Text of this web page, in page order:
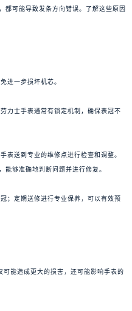
都可能导致发条方向错误。了解这些原因
进一步损坏机芯。
力士手表通常有锁定机制，确保表冠不
表送到专业的维修点进行检查和调整。
能够准确地判断问题并进行修复。
；定期送修进行专业保养，可以有效预
能造成更大的损害，还可能影响手表的